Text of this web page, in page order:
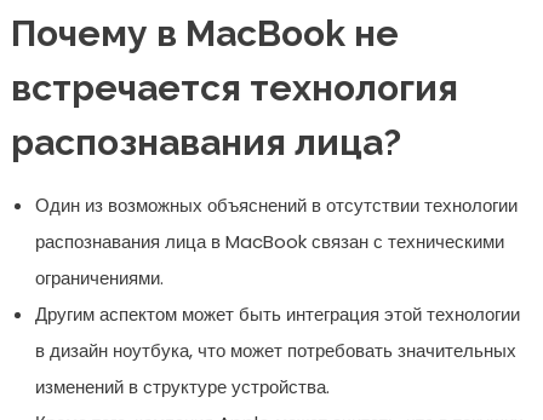
Почему в MacBook не
встречается технология
распознавания лица?
Один из возможных объяснений в отсутствии технологии
распознавания лица в MacBook связан с техническими
ограничениями.
Другим аспектом может быть интеграция этой технологии
в дизайн ноутбука, что может потребовать значительных
изменений в структуре устройства.